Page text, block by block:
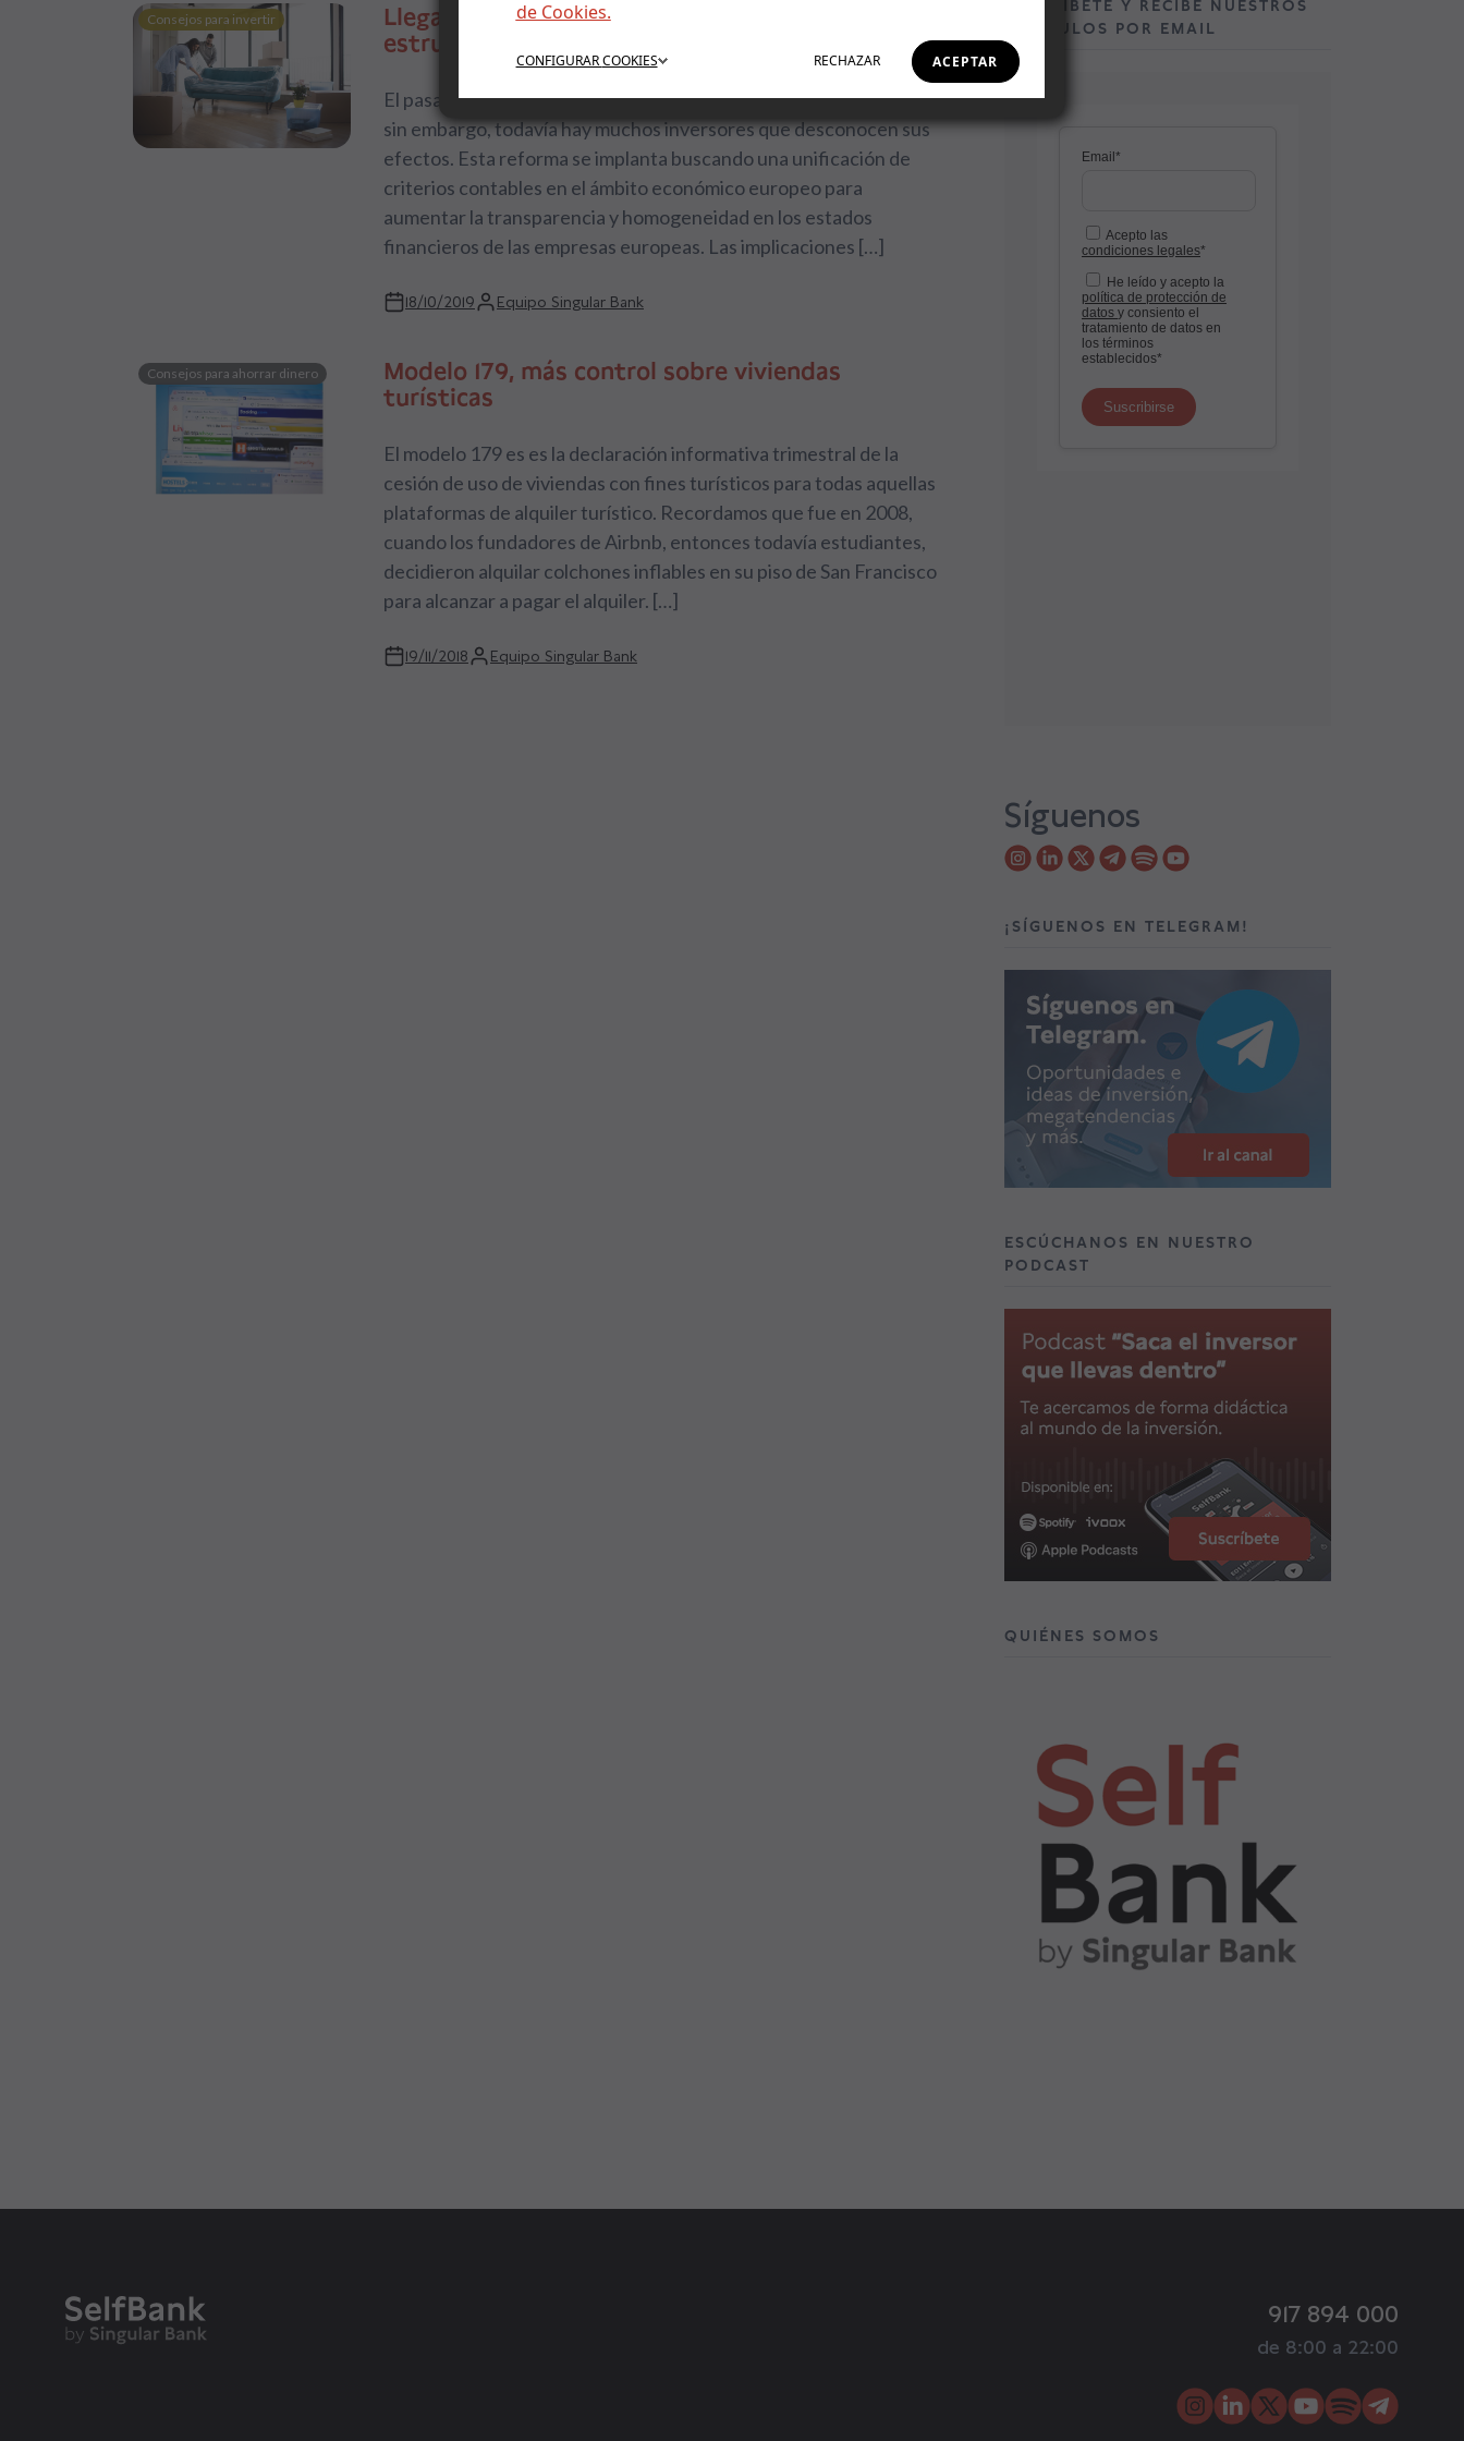
de Cookies.
ACEPTAR
RECHAZAR
CONFIGURARCOOKIES
Consejos para invertir
Llega la contabilidad NIIF 16: ¿cómo afecta a la
estructura financiera de la empresa?
El pasado 1 de enero de 2019 entró en vigor la normativa NIIF 16,
sin embargo, todavía hay muchos inversores que desconocen sus
efectos. Esta reforma se implanta buscando una unificación de
criterios contables en el ámbito económico europeo para
aumentar la transparencia y homogeneidad en los estados
financieros de las empresas europeas. Las implicaciones […]
18/10/2019 Equipo Singular Bank
Consejos para ahorrar dinero
Modelo 179, más control sobre viviendas
turísticas
El modelo 179 es es la declaración informativa trimestral de la
cesión de uso de viviendas con fines turísticos para todas aquellas
plataformas de alquiler turístico. Recordamos que fue en 2008,
cuando los fundadores de Airbnb, entonces todavía estudiantes,
decidieron alquilar colchones inflables en su piso de San Francisco
para alcanzar a pagar el alquiler. […]
19/11/2018 Equipo Singular Bank
SUSCRÍBETE Y RECIBE NUESTROS
ARTÍCULOS POR EMAIL
Síguenos
¡SÍGUENOS EN TELEGRAM!
ESCÚCHANOS EN NUESTRO
PODCAST
QUIÉNES SOMOS
917 894 000
de 8:00 a 22:00